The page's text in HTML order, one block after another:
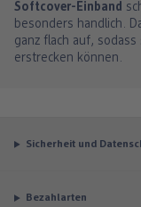
Softcover-Einband
besonders handlich.
ganz flach auf,
erstrecken können.
Sicherheit und
Bezahlarten